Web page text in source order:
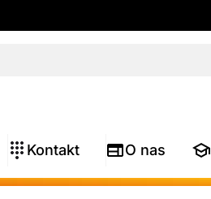
Kontakt O nas